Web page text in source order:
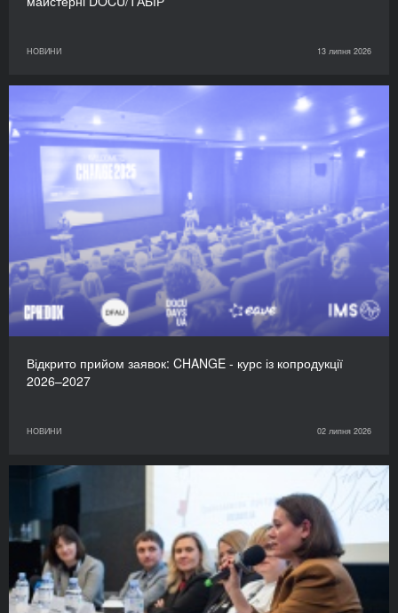
НОВИНИ 13 липня 2026
Відкрито прийом заявок: CHANGE - курс із копродукції
2026–2027
НОВИНИ 02 липня 2026